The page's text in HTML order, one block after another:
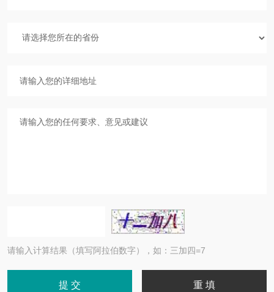
请输入计算结果（填写阿拉伯数字），如：三加四=7